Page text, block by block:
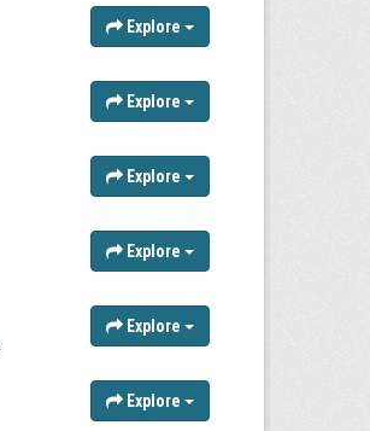
Explore
Explore
Explore
Explore
Explore
Explore